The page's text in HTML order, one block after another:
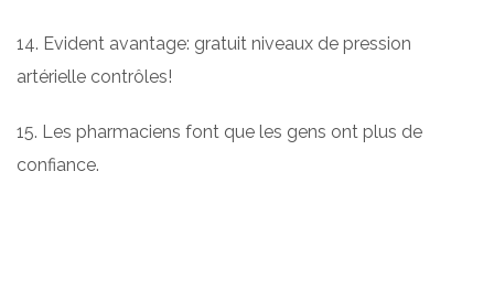
14. Evident avantage: gratuit niveaux de pression
artérielle contrôles!
15. Les pharmaciens font que les gens ont plus de
confiance.